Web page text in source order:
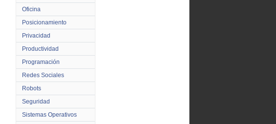
Oficina
Posicionamiento
Privacidad
Productividad
Programación
Redes Sociales
Robots
Seguridad
Sistemas Operativos